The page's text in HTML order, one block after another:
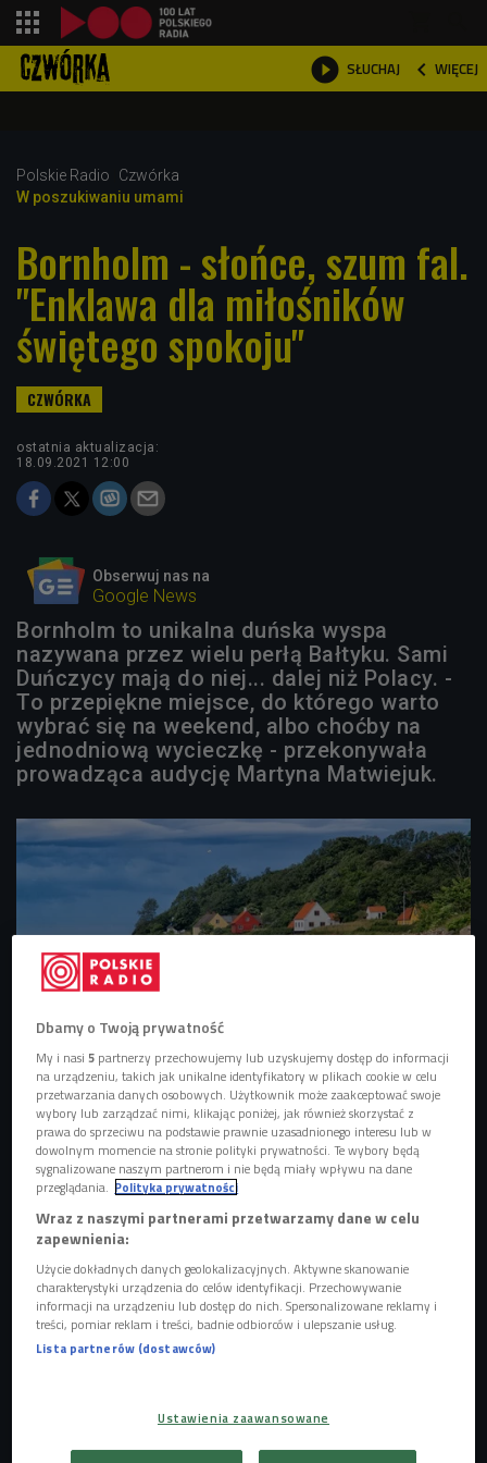
 SŁUCHAJ  WIĘCEJ

Polskie Radio
Czwórka
W poszukiwaniu umami
Bornholm - słońce, szum fal.
"Enklawa dla miłośników
świętego spokoju"
ostatnia aktualizacja:
18.09.2021 12:00
Obserwuj nas na
Google News
Bornholm to unikalna duńska wyspa
nazywana przez wielu perłą Bałtyku. Sami
Duńczycy mają do niej... dalej niż Polacy. -
To przepiękne miejsce, do którego warto
wybrać się na weekend, albo choćby na
jednodniową wycieczkę - przekonywała
prowadząca audycję Martyna Matwiejuk.
Bornholm Foto: Milosz Maslanka/Shutterstock.com
Szwajcaria - ser i zegarki, ale też rivella i granica z ziemniaka
Dbamy o Twoją prywatność
My i nasi5 partnerzy przechowujemy lub uzyskujemy dostęp do informacji
na urządzeniu, takich jak unikalne identyfikatory w plikach cookie w celu
przetwarzania danych osobowych. Użytkownik może zaakceptować swoje
wybory lub zarządzać nimi, klikając poniżej, jak również skorzystać z
prawa do sprzeciwu na podstawie prawnie uzasadnionego interesu lub w
dowolnym momencie na stronie polityki prywatności. Te wybory będą
sygnalizowane naszym partnerom i nie będą miały wpływu na dane
przeglądania. Polityka prywatności
Wraz z naszymi partnerami przetwarzamy dane w celu
zapewnienia:
Użycie dokładnych danych geolokalizacyjnych. Aktywne skanowanie
charakterystyki urządzenia do celów identyfikacji. Przechowywanie
informacji na urządzeniu lub dostęp do nich. Spersonalizowane reklamy i
treści, pomiar reklam i treści, badnie odbiorców i ulepszanie usług.
Lista partnerów (dostawców)
Ustawienia zaawansowane